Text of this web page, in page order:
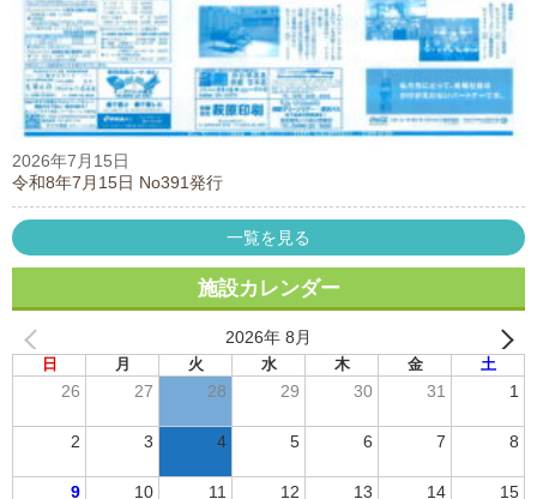
2026年7月15日
令和8年7月15日 No391発行
一覧を見る
施設カレンダー
2026年 8月
日 月 火 水 木 金 土
26 27 28 29 30 31 1
2 3 4 5 6 7 8
9 10 11 12 13 14 15